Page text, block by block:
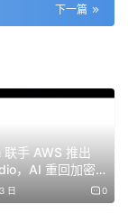
使索尼能够“掌
需任何第三方提
美国银行家》报
境支付以及娱乐
下一篇
联手 AWS 推出
，AI 重回加密
日 0